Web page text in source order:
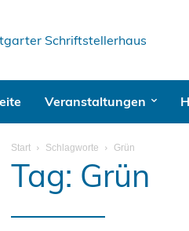
Veranstaltungen
Start Schlagworte Grün
Tag: Grün